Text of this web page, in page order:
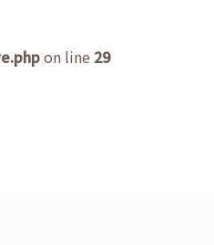
on line 29